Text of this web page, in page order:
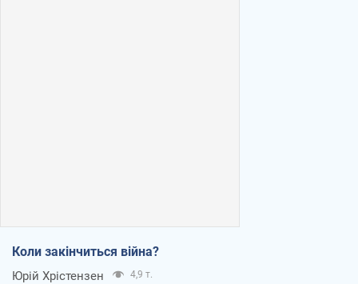
Коли закінчиться війна?
Юрій Хрістензен 4,9 т.